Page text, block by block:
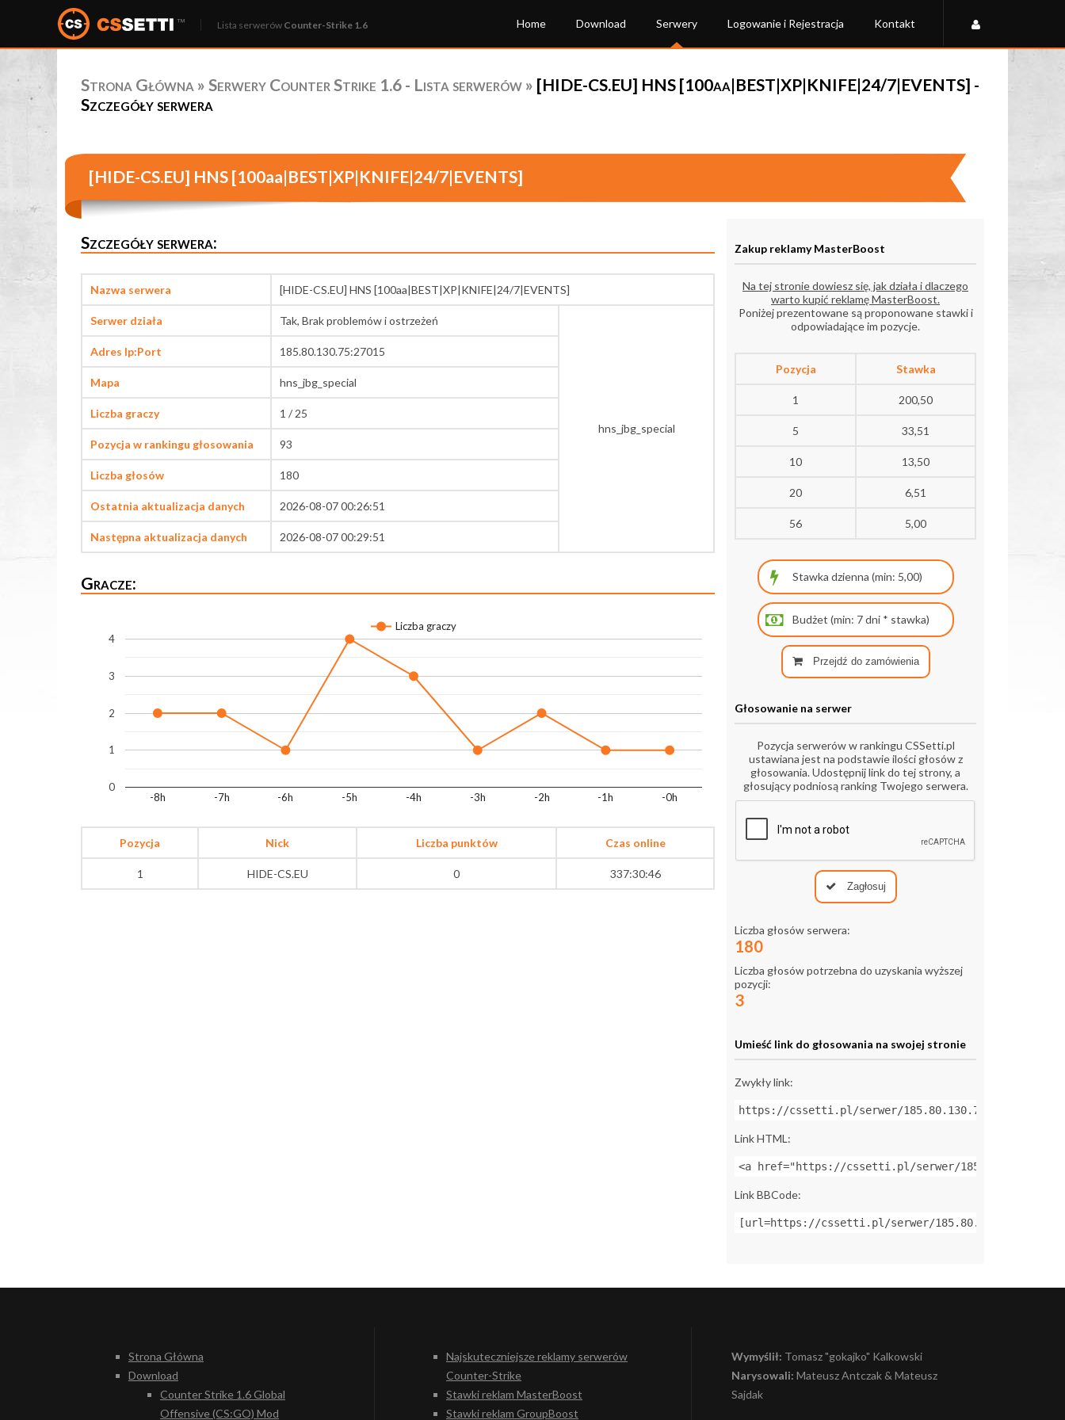
Lista serwerów Counter-Strike 1.6 Home Download Serwery Logowanie i Rejestracja Kontakt
Strona Główna » Serwery Counter Strike 1.6 - Lista serwerów » [HIDE-CS.EU] HNS [100aa|BEST|XP|KNIFE|24/7|EVENTS] -
Szczegóły serwera
[HIDE-CS.EU] HNS [100aa|BEST|XP|KNIFE|24/7|EVENTS]
Szczegóły serwera:
Nazwa serwera [HIDE-CS.EU] HNS [100aa|BEST|XP|KNIFE|24/7|EVENTS]
Serwer działa Tak, Brak problemów i ostrzeżeń
hns_jbg_special
Adres Ip:Port 185.80.130.75:27015
Mapa hns_jbg_special
Liczba graczy 1 / 25
Pozycja w rankingu głosowania 93
Liczba głosów 180
Ostatnia aktualizacja danych 2026-08-07 00:26:51
Następna aktualizacja danych 2026-08-07 00:29:51
Gracze:
Liczba graczy
-8h -7h -6h -5h -4h -3h -2h -1h -0h
0
1
2
3
4
Pozycja Nick Liczba punktów Czas online
1 HIDE-CS.EU 0 337:30:46
Zakup reklamy MasterBoost
Na tej stronie dowiesz się, jak działa i dlaczego
warto kupić reklamę MasterBoost.
Poniżej prezentowane są proponowane stawki i
odpowiadające im pozycje.
Pozycja Stawka
1 200,50
5 33,51
10 13,50
20 6,51
56 5,00
Przejdź do zamówienia
Głosowanie na serwer
Pozycja serwerów w rankingu CSSetti.pl
ustawiana jest na podstawie ilości głosów z
głosowania. Udostępnij link do tej strony, a
głosujący podniosą ranking Twojego serwera.
Zagłosuj
Liczba głosów serwera:
180
Liczba głosów potrzebna do uzyskania wyższej
pozycji:
3
Umieść link do głosowania na swojej stronie
Zwykły link:
https://cssetti.pl/serwer/185.80.130.75:27015
Link HTML:
<a href="https://cssetti.pl/serwer/
Link BBCode:
[url=https://cssetti.pl/serwer/
Strona Główna
Download
Counter Strike 1.6 Global
Offensive (CS:GO) Mod
Najskuteczniejsze reklamy serwerów
Counter-Strike
Stawki reklam MasterBoost
Stawki reklam GroupBoost
Wymyślił: Tomasz "gokajko" Kalkowski
Narysowali: Mateusz Antczak & Mateusz
Sajdak